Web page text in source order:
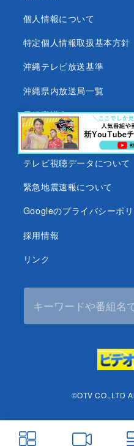
個人情報について
特定個人情報取扱基本方針
沖縄テレビ放送基準
沖縄県内放送局一覧
番組審議会
沖縄テレビ名義の後援依頼
テレビ視聴データについて
緊急地震速報について
Googleのプライバシーポ
採用情報
リンク
©OTV CO.,LTD